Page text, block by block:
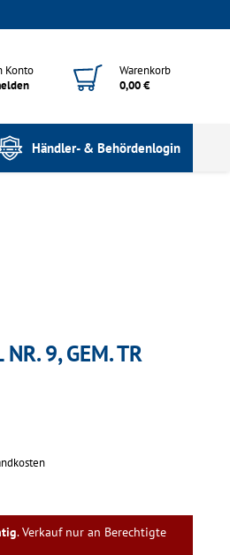
Konto
Warenkorb
0,00 €
Händler- & Behördenlogin
NR. 9, GEM. TR
. Verkauf nur an Berechtigte